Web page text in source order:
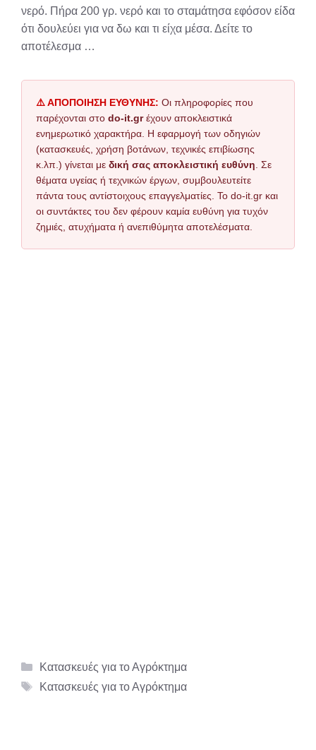
νερό. Πήρα 200 γρ. νερό και το σταμάτησα εφόσον είδα
ότι δουλεύει για να δω και τι είχα μέσα. Δείτε το
αποτέλεσμα …
⚠️ ΑΠΟΠΟΙΗΣΗ ΕΥΘΥΝΗΣ: Οι πληροφορίες που
παρέχονται στο do-it.grέχουν αποκλειστικά
ενημερωτικό χαρακτήρα. Η εφαρμογή των οδηγιών
(κατασκευές, χρήση βοτάνων, τεχνικές επιβίωσης
κ.λπ.) γίνεται με δική σας αποκλειστική ευθύνη . Σε
θέματα υγείας ή τεχνικών έργων, συμβουλευτείτε
πάντα τους αντίστοιχους επαγγελματίες. Το do-it.gr και
οι συντάκτες του δεν φέρουν καμία ευθύνη για τυχόν
ζημιές, ατυχήματα ή ανεπιθύμητα αποτελέσματα.
Κατηγορίες
Κατασκευές για το Αγρόκτημα
Ετικέτες
Κατασκευές για το Αγρόκτημα